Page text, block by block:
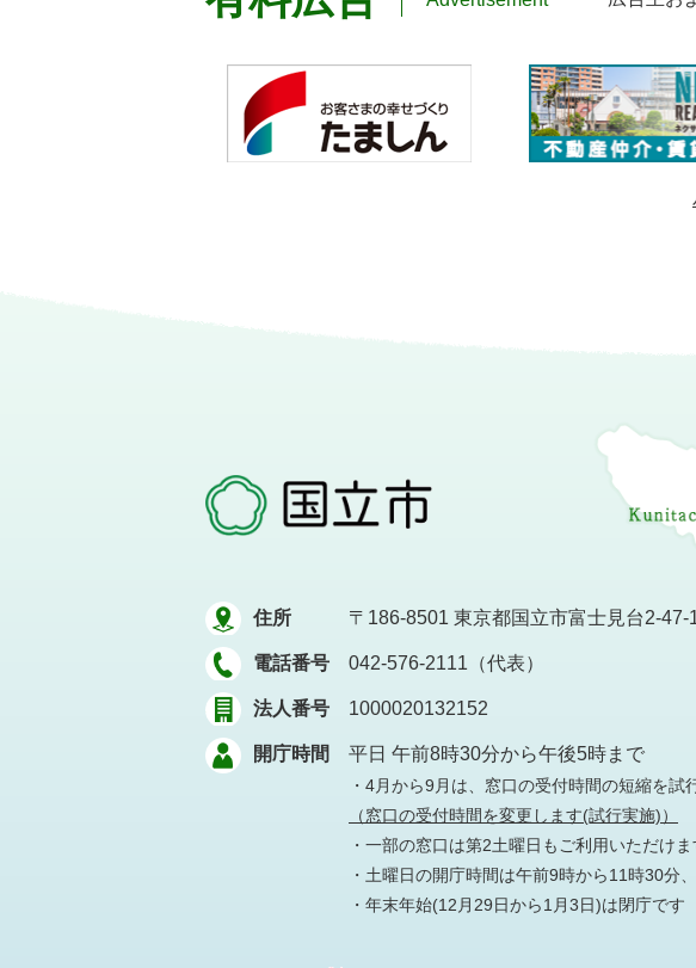
住所 〒186-8501 東京都国立市富士見台2-47-
電話番号 042-576-2111（代表）
法人番号 1000020132152
開庁時間 平日 午前8時30分から午後5時まで
・4月から9月は、窓口の受付時間の短縮を試
（窓口の受付時間を変更します(試行実施)）
・一部の窓口は第2土曜日もご利用いただけま
・土曜日の開庁時間は午前9時から11時30分
・年末年始(12月29日から1月3日)は閉庁です